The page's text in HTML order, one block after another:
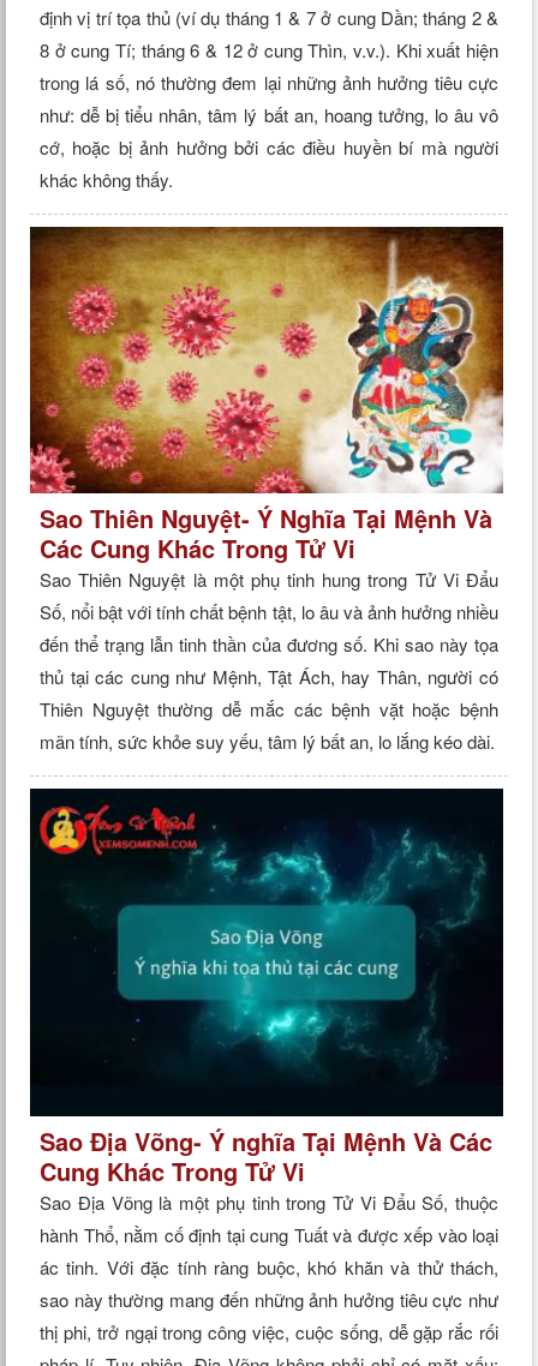
định vị trí tọa thủ (ví dụ tháng 1 & 7 ở cung Dần; tháng 2 &
8 ở cung Tí; tháng 6 & 12 ở cung Thìn, v.v.). Khi xuất hiện
trong lá số, nó thường đem lại những ảnh hưởng tiêu cực
như: dễ bị tiểu nhân, tâm lý bất an, hoang tưởng, lo âu vô
cớ, hoặc bị ảnh hưởng bởi các điều huyền bí mà người
khác không thấy.
Sao Thiên Nguyệt- Ý Nghĩa Tại Mệnh Và
Các Cung Khác Trong Tử Vi
Sao Thiên Nguyệt là một phụ tinh hung trong Tử Vi Đẩu
Số, nổi bật với tính chất bệnh tật, lo âu và ảnh hưởng nhiều
đến thể trạng lẫn tinh thần của đương số. Khi sao này tọa
thủ tại các cung như Mệnh, Tật Ách, hay Thân, người có
Thiên Nguyệt thường dễ mắc các bệnh vặt hoặc bệnh
mãn tính, sức khỏe suy yếu, tâm lý bất an, lo lắng kéo dài.
Sao Địa Võng- Ý nghĩa Tại Mệnh Và Các
Cung Khác Trong Tử Vi
Sao Địa Võng là một phụ tinh trong Tử Vi Đẩu Số, thuộc
hành Thổ, nằm cố định tại cung Tuất và được xếp vào loại
ác tinh. Với đặc tính ràng buộc, khó khăn và thử thách,
sao này thường mang đến những ảnh hưởng tiêu cực như
thị phi, trở ngại trong công việc, cuộc sống, dễ gặp rắc rối